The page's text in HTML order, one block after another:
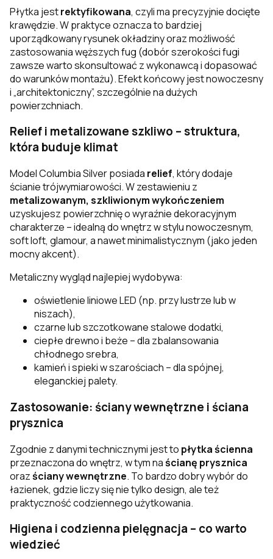
Płytka jestrektyfikowana, czyli ma precyzyjnie docięte
krawędzie. W praktyce oznacza to bardziej
uporządkowany rysunek okładziny oraz możliwość
zastosowania węższych fug (dobór szerokości fugi
zawsze warto skonsultować z wykonawcą i dopasować
do warunków montażu). Efekt końcowy jest nowoczesny
i „architektoniczny”, szczególnie na dużych
powierzchniach.
Relief i metalizowane szkliwo – struktura,
która buduje klimat
Model Columbia Silver posiada relief, który dodaje
ścianie trójwymiarowości. W zestawieniu z
metalizowanym, szkliwionym wykończeniem
uzyskujesz powierzchnię o wyraźnie dekoracyjnym
charakterze – idealną do wnętrz w stylu nowoczesnym,
soft loft, glamour, a nawet minimalistycznym (jako jeden
mocny akcent).
Metaliczny wygląd najlepiej wydobywa:
oświetlenie liniowe LED (np. przy lustrze lub w
niszach),
czarne lub szczotkowane stalowe dodatki,
ciepłe drewno i beże – dla zbalansowania
chłodnego srebra,
kamień i spieki w szarościach – dla spójnej,
eleganckiej palety.
Zastosowanie: ściany wewnętrzne i ściana
prysznica
Zgodnie z danymi technicznymi jest to płytka ścienna
przeznaczona do wnętrz, w tym naścianę prysznica
orazściany wewnętrzne. To bardzo dobry wybór do
łazienek, gdzie liczy się nie tylko design, ale też
praktyczność codziennego użytkowania.
Higiena i codzienna pielęgnacja – co warto
wiedzieć